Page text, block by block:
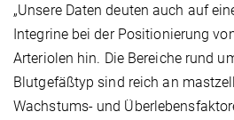
„Unsere Daten deuten auch auf
Integrine bei der Positionierung
Arteriolen hin. Die Bereiche rund
Blutgefäßtyp sind reich an
Wachstums- und